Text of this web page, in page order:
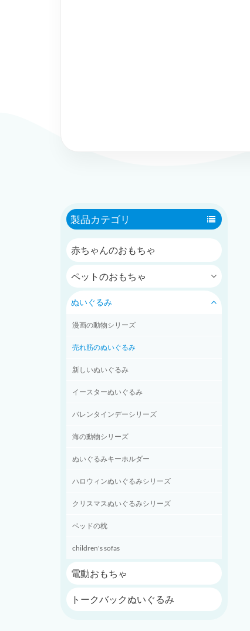
製品カテゴリ
赤ちゃんのおもちゃ
ペットのおもちゃ
ぬいぐるみ
漫画の動物シリーズ
売れ筋のぬいぐるみ
新しいぬいぐるみ
イースターぬいぐるみ
バレンタインデーシリーズ
海の動物シリーズ
ぬいぐるみキーホルダー
ハロウィンぬいぐるみシリーズ
クリスマスぬいぐるみシリーズ
ベッドの枕
children's sofas
電動おもちゃ
トークバックぬいぐるみ